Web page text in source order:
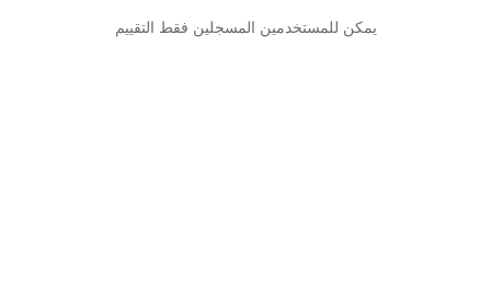
يمكن للمستخدمين المسجلين فقط التقييم